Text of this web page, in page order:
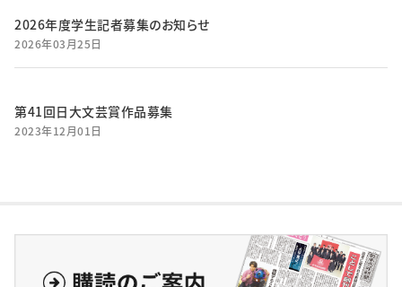
2026年度学生記者募集のお知らせ
2026年03月25日
第41回日大文芸賞作品募集
2023年12月01日